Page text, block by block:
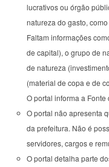
lucrativos ou órgão
natureza do gasto,
Faltam informações
de capital), o grupo de
de natureza
(material de copa e de
O portal informa a
O portal não apresenta
da prefeitura. Não é
servidores, cargos e
O portal detalha parte